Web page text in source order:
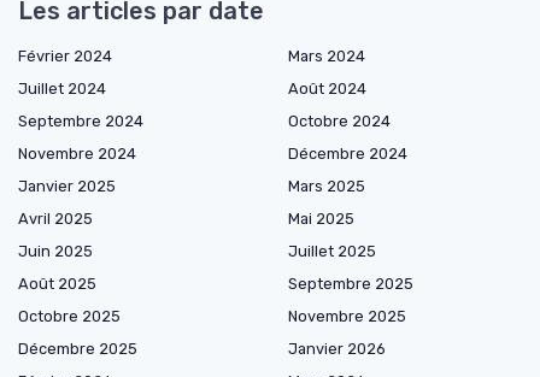
Les articles par date
Février 2024
Mars 2024
Juillet 2024
Août 2024
Septembre 2024
Octobre 2024
Novembre 2024
Décembre 2024
Janvier 2025
Mars 2025
Avril 2025
Mai 2025
Juin 2025
Juillet 2025
Août 2025
Septembre 2025
Octobre 2025
Novembre 2025
Décembre 2025
Janvier 2026